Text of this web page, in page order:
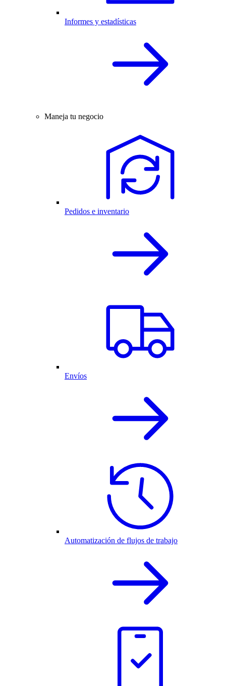
Informes y estadísticas
Maneja tu negocio
Pedidos e inventario
Envíos
Automatización de flujos de trabajo